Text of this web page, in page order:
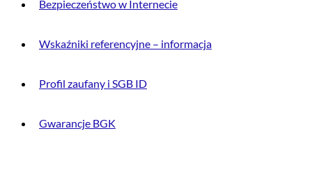
Bezpieczeństwo w Internecie
Wskaźniki referencyjne – informacja
Profil zaufany i SGB ID
Gwarancje BGK